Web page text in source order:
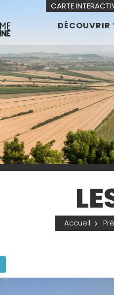
Accueil
DÉCOUVRIR
CARTE